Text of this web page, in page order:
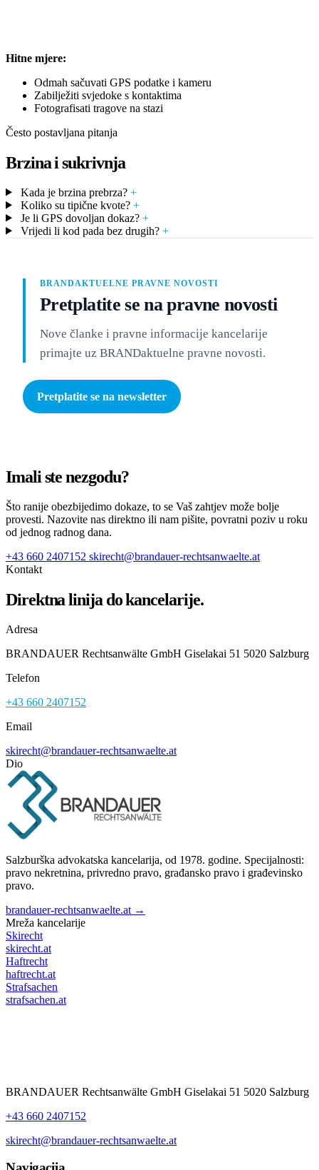
Hitne mjere:
Odmah sačuvati GPS podatke i kameru
Zabilježiti svjedoke s kontaktima
Fotografisati tragove na stazi
Često postavljana pitanja
Brzina i sukrivnja
Kada je brzina prebrza? +
Koliko su tipične kvote? +
Je li GPS dovoljan dokaz? +
Vrijedi li kod pada bez drugih? +
BRANDAKTUELNE PRAVNE NOVOSTI
Pretplatite se na pravne novosti
Nove članke i pravne informacije kancelarije
primajte uz BRANDaktuelne pravne novosti.
Pretplatite se na newsletter
Imali ste nezgodu?
Što ranije obezbijedimo dokaze, to se Vaš zahtjev može bolje
provesti. Nazovite nas direktno ili nam pišite, povratni poziv u roku
od jednog radnog dana.
+43 660 2407152 skirecht@brandauer-rechtsanwaelte.at
Kontakt
Direktna linija do kancelarije.
Adresa
BRANDAUER Rechtsanwälte GmbH Giselakai 51 5020 Salzburg
Telefon
+43 660 2407152
Email
skirecht@brandauer-rechtsanwaelte.at
Dio
Salzburška advokatska kancelarija, od 1978. godine. Specijalnosti:
pravo nekretnina, privredno pravo, građansko pravo i građevinsko
pravo.
brandauer-rechtsanwaelte.at →
Mreža kancelarije
Skirecht
skirecht.at
Haftrecht
haftrecht.at
Strafsachen
strafsachen.at
BRANDAUER Rechtsanwälte GmbH Giselakai 51 5020 Salzburg
+43 660 2407152
skirecht@brandauer-rechtsanwaelte.at